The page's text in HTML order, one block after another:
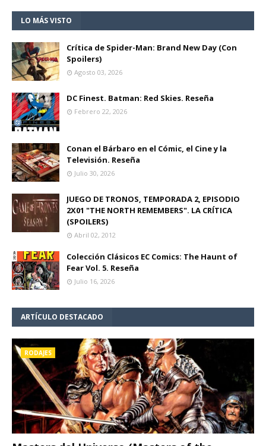
LO MÁS VISTO
Crítica de Spider-Man: Brand New Day (Con
Spoilers)
Agosto 03, 2026
DC Finest. Batman: Red Skies. Reseña
Febrero 22, 2026
Conan el Bárbaro en el Cómic, el Cine y la
Televisión. Reseña
Julio 30, 2026
JUEGO DE TRONOS, TEMPORADA 2, EPISODIO
2X01 "THE NORTH REMEMBERS". LA CRÍTICA
(SPOILERS)
Abril 02, 2012
Colección Clásicos EC Comics: The Haunt of
Fear Vol. 5. Reseña
Julio 16, 2026
ARTÍCULO DESTACADO
RODAJES